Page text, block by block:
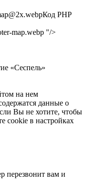
Код PHP
map.webp "/>
«Сеспель»
на нем
данные о
Вы не хотите, чтобы
cookie в настройках
перезвонит вам и